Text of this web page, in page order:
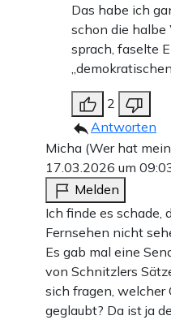
Das habe ich
schon die
sprach, faselte
2
Antworten
Micha (Wer hat
17.03.2026 um
Melden
Ich finde es schade,
Fernsehen nicht
Es gab mal eine
von Schnitzlers
sich fragen, welcher
geglaubt? Da ist ja